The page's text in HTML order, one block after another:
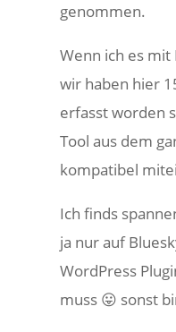
genommen.
Wenn ich es
wir haben hier
erfasst worden
Tool aus dem
kompatibel
Ich finds
ja nur auf
WordPress
muss 😛 sonst